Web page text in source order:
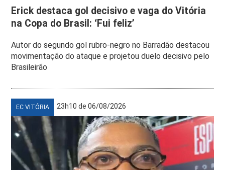
Erick destaca gol decisivo e vaga do Vitória
na Copa do Brasil: ‘Fui feliz’
Autor do segundo gol rubro-negro no Barradão destacou
movimentação do ataque e projetou duelo decisivo pelo
Brasileirão
EC VITÓRIA 23h10 de 06/08/2026